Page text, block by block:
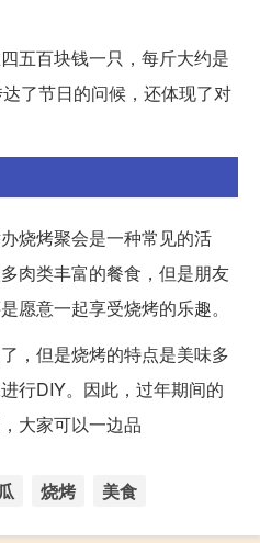
五百块钱一只，每斤大约是
了节日的问候，还体现了对
烧烤聚会是一种常见的活
肉类丰富的餐食，但是朋友
愿意一起享受烧烤的乐趣。
，但是烧烤的特点是美味多
行DIY。因此，过年期间的
大家可以一边品
烧烤 美食